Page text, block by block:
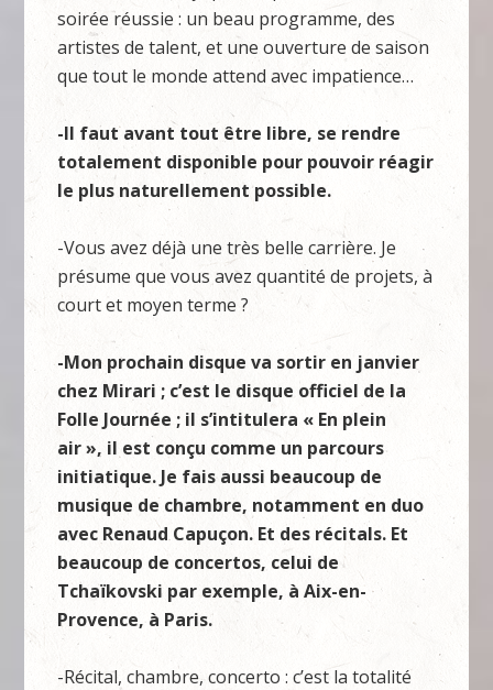
soirée réussie : un beau programme, des
artistes de talent, et une ouverture de saison
que tout le monde attend avec impatience…
-Il faut avant tout être libre, se rendre
totalement disponible pour pouvoir réagir
le plus naturellement possible.
-Vous avez déjà une très belle carrière. Je
présume que vous avez quantité de projets, à
court et moyen terme ?
-Mon prochain disque va sortir en janvier
chez Mirari ; c’est le disque officiel de la
Folle Journée ; il s’intitulera « En plein
air », il est conçu comme un parcours
initiatique. Je fais aussi beaucoup de
musique de chambre, notamment en duo
avec Renaud Capuçon. Et des récitals. Et
beaucoup de concertos, celui de
Tchaïkovski par exemple, à Aix-en-
Provence, à Paris.
-Récital, chambre, concerto : c’est la totalité